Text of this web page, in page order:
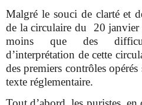
Malgré le souci de clarté et
de la circulaire du 20 janvier
moins que des
d’interprétation de cette
des premiers contrôles
texte réglementaire.